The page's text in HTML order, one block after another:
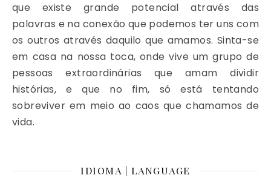
que existe grande potencial através das
palavras e na conexão que podemos ter uns com
os outros através daquilo que amamos. Sinta-se
em casa na nossa toca, onde vive um grupo de
pessoas extraordinárias que amam dividir
histórias, e que no fim, só está tentando
sobreviver em meio ao caos que chamamos de
vida.
IDIOMA | LANGUAGE